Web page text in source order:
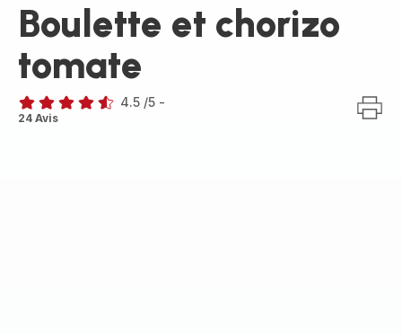
Boulette et chorizo
tomate
ratings.4.5
4.5 /5 -
24 Avis